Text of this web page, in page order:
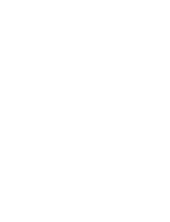
zuständigen